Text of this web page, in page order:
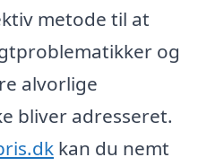
metode til at
og
alvorlige
bliver adresseret.
kan du nemt